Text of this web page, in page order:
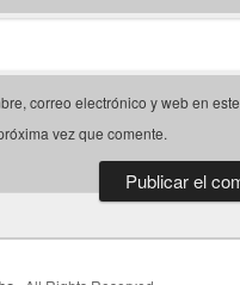
correo electrónico y web en este
vez que comente.